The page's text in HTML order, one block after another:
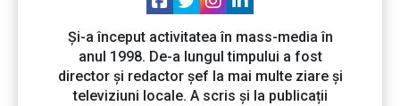
Și-a început activitatea în mass-media în
anul 1998. De-a lungul timpului a fost
director și redactor șef la mai multe ziare și
televiziuni locale. A scris și la publicații